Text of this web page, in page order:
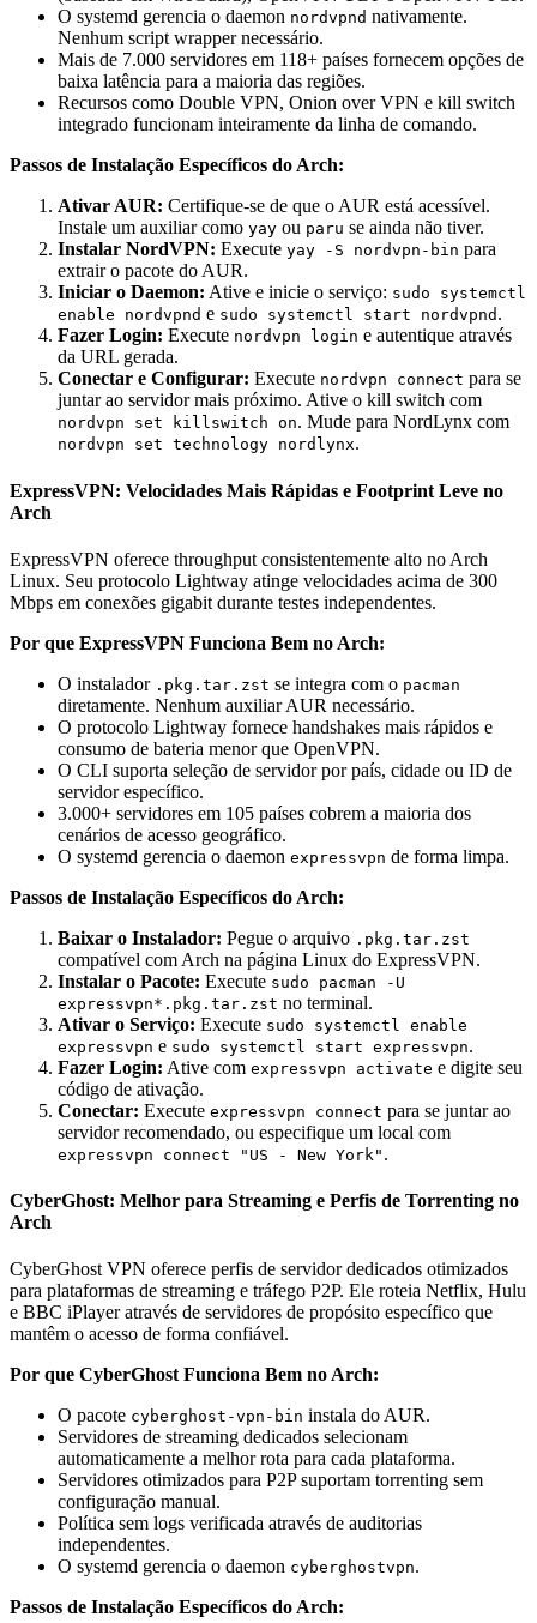
O systemd gerencia o daemon nordvpnd nativamente.
Nenhum script wrapper necessário.
Mais de 7.000 servidores em 118+ países fornecem opções de
baixa latência para a maioria das regiões.
Recursos como Double VPN, Onion over VPN e kill switch
integrado funcionam inteiramente da linha de comando.
Passos de Instalação Específicos do Arch:
Ativar AUR: Certifique-se de que o AUR está acessível.
Instale um auxiliar como yay ou paru se ainda não tiver.
Instalar NordVPN: Execute yay -S nordvpn-bin para
extrair o pacote do AUR.
Iniciar o Daemon: Ative e inicie o serviço: sudo systemctl
enable nordvpnd e sudo systemctl start nordvpnd .
Fazer Login: Execute nordvpn login e autentique através
da URL gerada.
Conectar e Configurar: Execute nordvpn connect para se
juntar ao servidor mais próximo. Ative o kill switch com
nordvpn set killswitch on. Mude para NordLynx com
nordvpn set technology nordlynx.
ExpressVPN: Velocidades Mais Rápidas e Footprint Leve no
Arch
ExpressVPN oferece throughput consistentemente alto no Arch
Linux. Seu protocolo Lightway atinge velocidades acima de 300
Mbps em conexões gigabit durante testes independentes.
Por que ExpressVPN Funciona Bem no Arch:
O instalador .pkg.tar.zst se integra com o pacman
diretamente. Nenhum auxiliar AUR necessário.
O protocolo Lightway fornece handshakes mais rápidos e
consumo de bateria menor que OpenVPN.
O CLI suporta seleção de servidor por país, cidade ou ID de
servidor específico.
3.000+ servidores em 105 países cobrem a maioria dos
cenários de acesso geográfico.
O systemd gerencia o daemon expressvpn de forma limpa.
Passos de Instalação Específicos do Arch:
Baixar o Instalador: Pegue o arquivo .pkg.tar.zst
compatível com Arch na página Linux do ExpressVPN.
Instalar o Pacote: Execute sudo pacman -U
expressvpn*.pkg.tar.zst no terminal.
Ativar o Serviço: Execute sudo systemctl enable
expressvpn e sudo systemctl start expressvpn.
Fazer Login: Ative com expressvpn activate e digite seu
código de ativação.
Conectar: Execute expressvpn connect para se juntar ao
servidor recomendado, ou especifique um local com
expressvpn connect "US - New York" .
CyberGhost: Melhor para Streaming e Perfis de Torrenting no
Arch
CyberGhost VPN oferece perfis de servidor dedicados otimizados
para plataformas de streaming e tráfego P2P. Ele roteia Netflix, Hulu
e BBC iPlayer através de servidores de propósito específico que
mantêm o acesso de forma confiável.
Por que CyberGhost Funciona Bem no Arch:
O pacote cyberghost-vpn-bin instala do AUR.
Servidores de streaming dedicados selecionam
automaticamente a melhor rota para cada plataforma.
Servidores otimizados para P2P suportam torrenting sem
configuração manual.
Política sem logs verificada através de auditorias
independentes.
O systemd gerencia o daemon cyberghostvpn.
Passos de Instalação Específicos do Arch: